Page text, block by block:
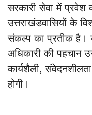
सरकारी सेवा में प्रवेश
उत्तराखंडवासियों के
संकल्प का प्रतीक है।
अधिकारी की पहचान
कार्यशैली,
होगी।